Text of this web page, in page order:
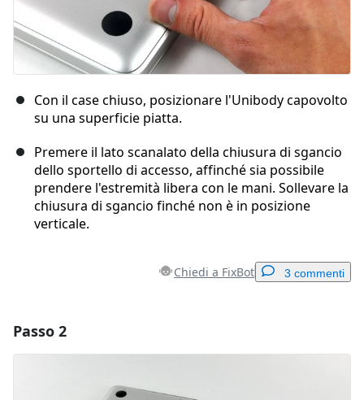
Con il case chiuso, posizionare l'Unibody capovolto
su una superficie piatta.
Premere il lato scanalato della chiusura di sgancio
dello sportello di accesso, affinché sia possibile
prendere l'estremità libera con le mani. Sollevare la
chiusura di sgancio finché non è in posizione
verticale.
Chiedi a FixBot 3 commenti
Passo 2